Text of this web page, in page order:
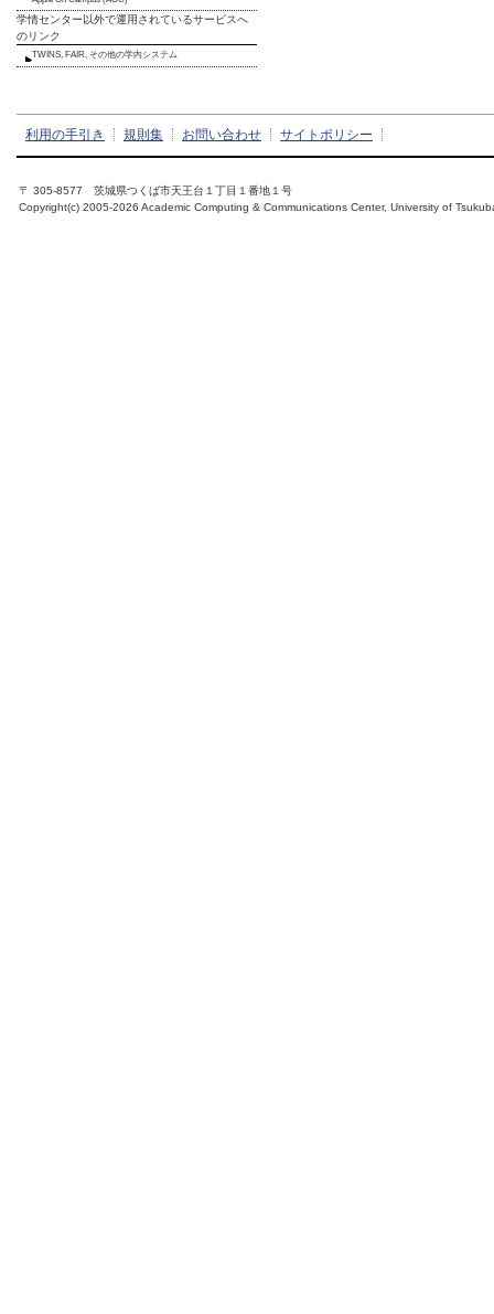
学情センター以外で運用されているサービスへ
のリンク
TWINS, FAIR, その他の学内システム
利用の手引き 規則集 お問い合わせ サイトポリシー
〒 305-8577 茨城県つくば市天王台１丁目１番地１号
Copyright(c) 2005-2026 Academic Computing & Communications Center, University of